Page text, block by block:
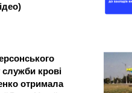
крові
отримала